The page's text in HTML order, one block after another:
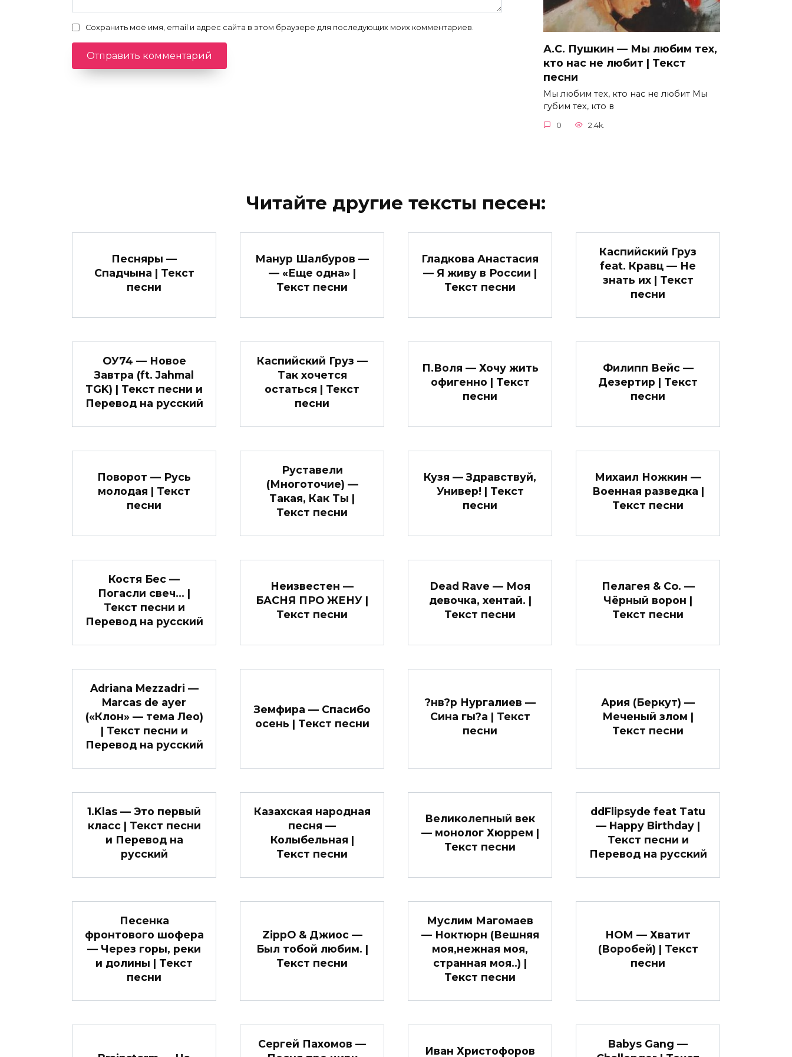
Сохранить моё имя, email и адрес сайта в этом браузере для последующих моих комментариев.
А.С. Пушкин — Мы любим тех,
кто нас не любит | Текст
песни
Мы любим тех, кто нас не любит Мы
губим тех, кто в
0 2.4k.
Читайте другие тексты песен:
Песняры —
Спадчына | Текст
песни
Манур Шалбуров —
— «Еще одна» |
Текст песни
Гладкова Анастасия
— Я живу в России |
Текст песни
Каспийский Груз
feat. Кравц — Не
знать их | Текст
песни
ОУ74 — Новое
Завтра (ft. Jahmal
TGK) | Текст песни и
Перевод на русский
Каспийский Груз —
Так хочется
остаться | Текст
песни
П.Воля — Хочу жить
офигенно | Текст
песни
Филипп Вейс —
Дезертир | Текст
песни
Поворот — Русь
молодая | Текст
песни
Руставели
(Многоточие) —
Такая, Как Ты |
Текст песни
Кузя — Здравствуй,
Универ! | Текст
песни
Михаил Ножкин —
Военная разведка |
Текст песни
Костя Бес —
Погасли свеч… |
Текст песни и
Перевод на русский
Неизвестен —
БАСНЯ ПРО ЖЕНУ |
Текст песни
Dead Rave — Моя
девочка, хентай. |
Текст песни
Пелагея & Co. —
Чёрный ворон |
Текст песни
Adriana Mezzadri —
Marcas de ayer
(«Клон» — тема Лео)
| Текст песни и
Перевод на русский
Земфира — Cпасибо
осень | Текст песни
?нв?р Нургалиев —
Сина гы?а | Текст
песни
Ария (Беркут) —
Меченый злом |
Текст песни
1.Klas — Это первый
класс | Текст песни
и Перевод на
русский
Казахская народная
песня —
Колыбельная |
Текст песни
Великолепный век
— монолог Хюррем |
Текст песни
ddFlipsyde feat Tatu
— Happy Birthday |
Текст песни и
Перевод на русский
Песенка
фронтового шофера
— Через горы, реки
и долины | Текст
песни
ZippO & Джиос —
Был тобой любим. |
Текст песни
Муслим Магомаев
— Ноктюрн (Вешняя
моя,нежная моя,
странная моя..) |
Текст песни
НОМ — Хватит
(Воробей) | Текст
песни
Сергей Пахомов —
Иван Христофоров
Babys Gang —